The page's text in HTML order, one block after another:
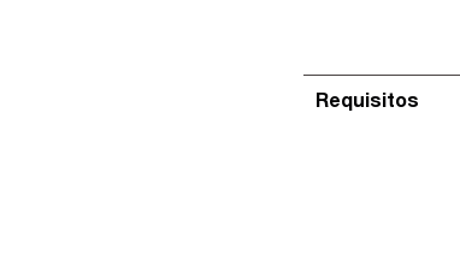
Requisitos